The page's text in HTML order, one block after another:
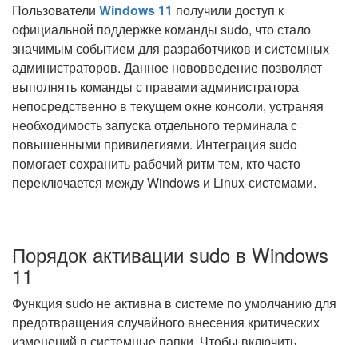
Пользователи Windows 11 получили доступ к
официальной поддержке команды sudo, что стало
значимым событием для разработчиков и системных
администраторов. Данное нововведение позволяет
выполнять команды с правами администратора
непосредственно в текущем окне консоли, устраняя
необходимость запуска отдельного терминала с
повышенными привилегиями. Интеграция sudo
помогает сохранить рабочий ритм тем, кто часто
переключается между Windows и Linux-системами.
Порядок активации sudo в Windows
11
Функция sudo не активна в системе по умолчанию для
предотвращения случайного внесения критических